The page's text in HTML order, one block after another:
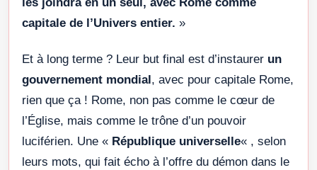
capitale de l’Univers entier. »
Et à long terme ? Leur but final est d’instaurer un
gouvernement mondial , avec pour capitale Rome,
rien que ça ! Rome, non pas comme le cœur de
l’Église, mais comme le trône d’un pouvoir
luciférien. Une « République universelle« , selon
leurs mots, qui fait écho à l’offre du démon dans le